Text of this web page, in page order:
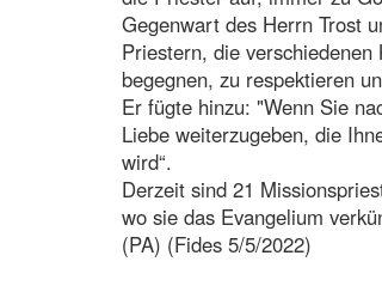
Gegenwart des Herrn Trost
Priestern, die
begegnen, zu respektieren
Er fügte hinzu: "Wenn Sie
Liebe weiterzugeben, die
wird“.
Derzeit sind 21
wo sie das Evangelium
(PA) (Fides 5/5/2022)